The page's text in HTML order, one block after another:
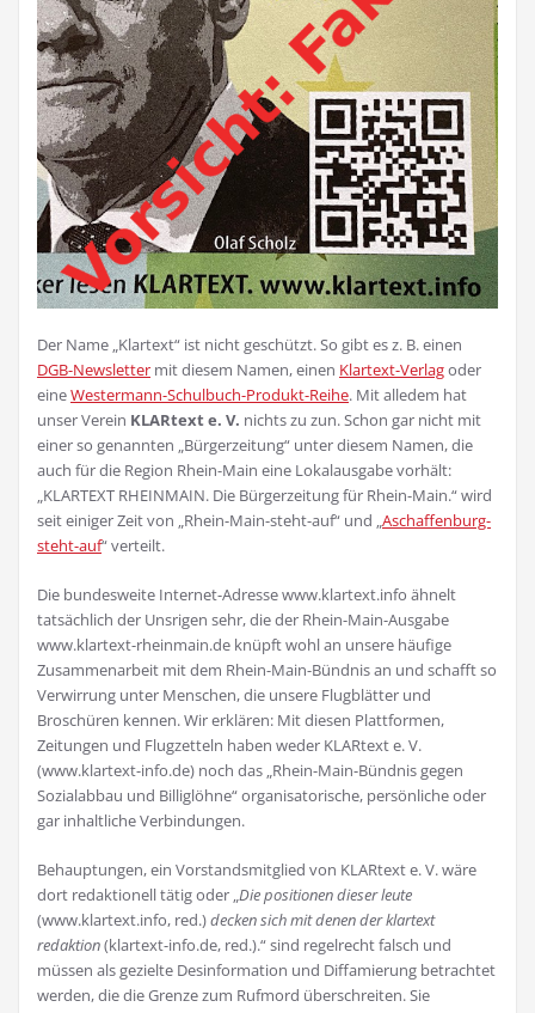
Der Name „Klartext“ ist nicht geschützt. So gibt es z. B. einen
DGB-Newsletter mit diesem Namen, einen Klartext-Verlagoder
eineWestermann-Schulbuch-Produkt-Reihe. Mit alledem hat
unser Verein KLARtext e. V. nichts zu zun. Schon gar nicht mit
einer so genannten „Bürgerzeitung“ unter diesem Namen, die
auch für die Region Rhein-Main eine Lokalausgabe vorhält:
„KLARTEXT RHEINMAIN. Die Bürgerzeitung für Rhein-Main.“ wird
seit einiger Zeit von „Rhein-Main-steht-auf“ und „Aschaffenburg-
steht-auf“ verteilt.
Die bundesweite Internet-Adresse www.klartext.info ähnelt
tatsächlich der Unsrigen sehr, die der Rhein-Main-Ausgabe
www.klartext-rheinmain.de knüpft wohl an unsere häufige
Zusammenarbeit mit dem Rhein-Main-Bündnis an und schafft so
Verwirrung unter Menschen, die unsere Flugblätter und
Broschüren kennen. Wir erklären: Mit diesen Plattformen,
Zeitungen und Flugzetteln haben weder KLARtext e. V.
(www.klartext-info.de) noch das „Rhein-Main-Bündnis gegen
Sozialabbau und Billiglöhne“ organisatorische, persönliche oder
gar inhaltliche Verbindungen.
Behauptungen, ein Vorstandsmitglied von KLARtext e. V. wäre
dort redaktionell tätig oder „Die positionen dieser leute
(www.klartext.info, red.)decken sich mit denen der klartext
redaktion(klartext-info.de, red.).“ sind regelrecht falsch und
müssen als gezielte Desinformation und Diffamierung betrachtet
werden, die die Grenze zum Rufmord überschreiten. Sie